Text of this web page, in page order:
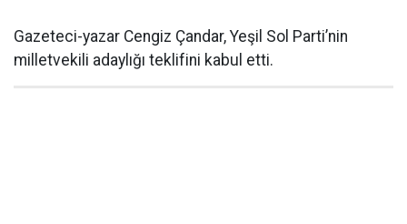
Gazeteci-yazar Cengiz Çandar, Yeşil Sol Parti’nin
milletvekili adaylığı teklifini kabul etti.